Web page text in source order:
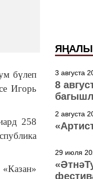
бүлеп
Игорь
258
3 августа
8
2 августа
29 июля